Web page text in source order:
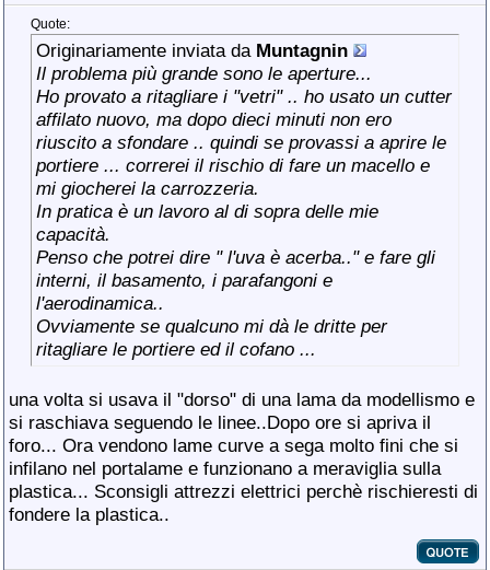
Quote:
Originariamente inviata da Muntagnin
Il problema più grande sono le aperture...
Ho provato a ritagliare i "vetri" .. ho usato un cutter
affilato nuovo, ma dopo dieci minuti non ero
riuscito a sfondare .. quindi se provassi a aprire le
portiere ... correrei il rischio di fare un macello e
mi giocherei la carrozzeria.
In pratica è un lavoro al di sopra delle mie
capacità.
Penso che potrei dire " l'uva è acerba.." e fare gli
interni, il basamento, i parafangoni e
l'aerodinamica..
Ovviamente se qualcuno mi dà le dritte per
ritagliare le portiere ed il cofano ...
una volta si usava il "dorso" di una lama da modellismo e
si raschiava seguendo le linee..Dopo ore si apriva il
foro... Ora vendono lame curve a sega molto fini che si
infilano nel portalame e funzionano a meraviglia sulla
plastica... Sconsigli attrezzi elettrici perchè rischieresti di
fondere la plastica..